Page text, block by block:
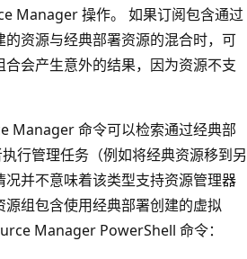
Manager 操作。 如果订阅包含通过
资源与经典部署资源的混合时，可
会产生意外的结果，因为资源不支
Manager 命令可以检索通过经典部
行管理任务（例如将经典资源移到另
并不意味着该类型支持资源管理器
组包含使用经典部署创建的虚拟
Manager PowerShell 命令：